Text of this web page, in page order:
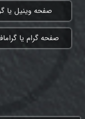
​صفحه وینیل یا
​صفحه گرام یا